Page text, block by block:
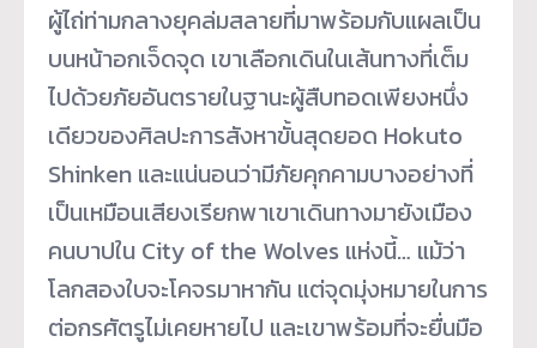
ผู้ไถ่ท่ามกลางยุคล่มสลายที่มาพร้อมกับแผลเป็น
บนหน้าอกเจ็ดจุด เขาเลือกเดินในเส้นทางที่เต็ม
ไปด้วยภัยอันตรายในฐานะผู้สืบทอดเพียงหนึ่ง
เดียวของศิลปะการสังหาขั้นสุดยอด Hokuto
Shinken และแน่นอนว่ามีภัยคุกคามบางอย่างที่
เป็นเหมือนเสียงเรียกพาเขาเดินทางมายังเมือง
คนบาปใน City of the Wolves แห่งนี้… แม้ว่า
โลกสองใบจะโคจรมาหากัน แต่จุดมุ่งหมายในการ
ต่อกรศัตรูไม่เคยหายไป และเขาพร้อมที่จะยื่นมือ